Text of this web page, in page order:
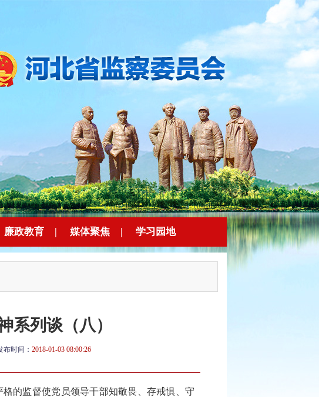
廉政教育 | 媒体聚焦 | 学习园地
系列谈（八）
布时间： 2018-01-03 08:00:26
的监督使党员领导干部知敬畏、存戒惧、守